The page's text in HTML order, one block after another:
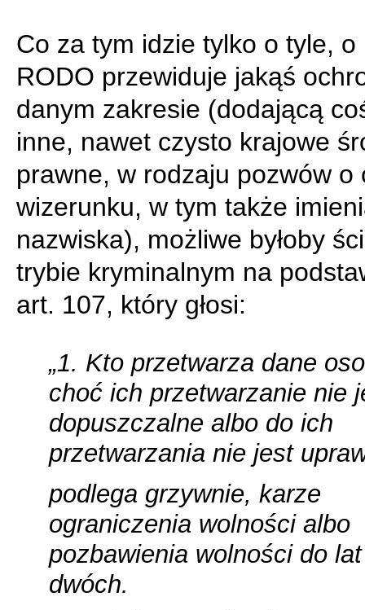
Co za tym idzie tylko o tyle, o
RODO przewiduje jakąś
danym zakresie (dodającą
inne, nawet czysto krajowe
prawne, w rodzaju pozwów o
wizerunku, w tym także
nazwiska), możliwe byłoby
trybie kryminalnym na
art. 107, który głosi:
„1. Kto przetwarza dane
choć ich przetwarzanie nie
dopuszczalne albo do ich
przetwarzania nie jest
podlega grzywnie, karze
ograniczenia wolności albo
pozbawienia wolności do lat
dwóch.